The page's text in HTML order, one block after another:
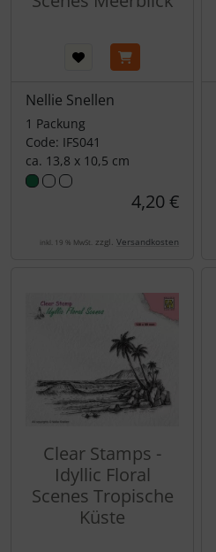
Nellie Snellen
1 Packung
Code: IFS041
ca. 13,8 x 10,5 cm
4,20 €
inkl. 19 % MwSt. zzgl. Versandkosten
Clear Stamps -
Idyllic Floral
Scenes Tropische
Küste